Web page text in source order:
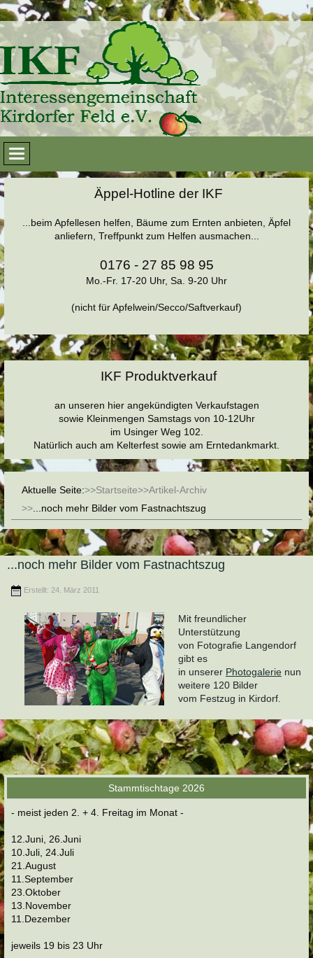
Äppel-Hotline der IKF
...beim Apfellesen helfen, Bäume zum Ernten anbieten, Äpfel
anliefern, Treffpunkt zum Helfen ausmachen...
0176 - 27 85 98 95
Mo.-Fr. 17-20 Uhr, Sa. 9-20 Uhr
(nicht für Apfelwein/Secco/Saftverkauf)
IKF Produktverkauf
an unseren hier angekündigten Verkaufstagen
sowie Kleinmengen Samstags von 10-12Uhr
im Usinger Weg 102.
Natürlich auch am Kelterfest sowie am Erntedankmarkt.
Aktuelle Seite: Startseite
Artikel-Archiv
...noch mehr Bilder vom Fastnachtszug
...noch mehr Bilder vom Fastnachtszug
Erstellt: 24. März 2011
Mit freundlicher
Unterstützung
von Fotografie Langendorf
gibt es
in unserer Photogalerie nun
weitere 120 Bilder
vom Festzug in Kirdorf.
Stammtischtage 2026
- meist jeden 2. + 4. Freitag im Monat -
12.Juni, 26.Juni
10.Juli, 24.Juli
21.August
11.September
23.Oktober
13.November
11.Dezember
jeweils 19 bis 23 Uhr